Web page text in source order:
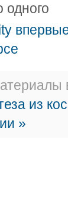
одного
из
»